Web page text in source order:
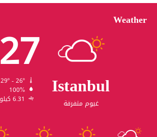
Weather
Istanbul
غيوم متفرقة
27
100%
6.31 كيلومتر/ساعة